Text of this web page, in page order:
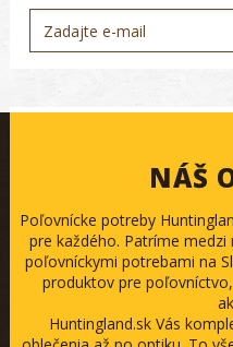
NÁŠ
Poľovnícke potreby
pre každého. Patríme
poľovníckymi potrebami na
produktov pre
Huntingland.sk Vás